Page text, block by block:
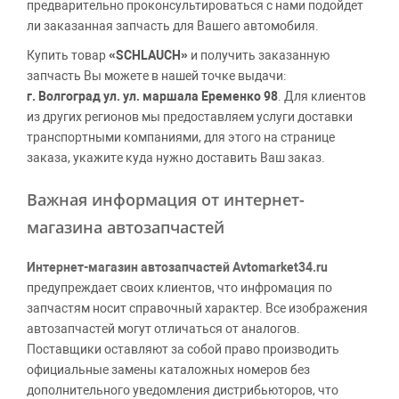
предварительно проконсультироваться с нами подойдет
ли заказанная запчасть для Вашего автомобиля.
Купить товар«SCHLAUCH» и получить заказанную
запчасть Вы можете в нашей точке выдачи:
г. Волгоград ул. ул. маршала Еременко 98 . Для клиентов
из других регионов мы предоставляем услуги доставки
транспортными компаниями, для этого на странице
заказа, укажите куда нужно доставить Ваш заказ.
Важная информация от интернет-
магазина автозапчастей
Интернет-магазин автозапчастей Avtomarket34.ru
предупреждает своих клиентов, что инфромация по
запчастям носит справочный характер. Все изображения
автозапчастей могут отличаться от аналогов.
Поставщики оставляют за собой право производить
официальные замены каталожных номеров без
дополнительного уведомления дистрибьюторов, что